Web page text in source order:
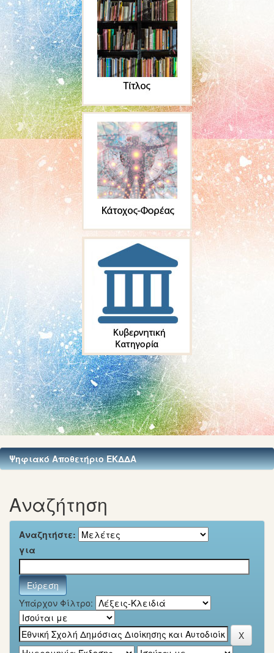
Ψηφιακό Αποθετήριο ΕΚΔΔΑ
Αναζήτηση
Αναζητήστε:
για
Υπάρχον Φίλτρο: